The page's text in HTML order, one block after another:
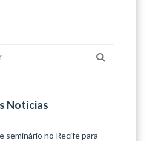
Notícias
seminário no Recife para